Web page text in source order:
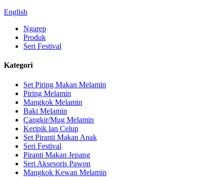
English
Ngarep
Produk
Seri Festival
Kategori
Set Piring Makan Melamin
Piring Melamin
Mangkok Melamin
Baki Melamin
Cangkir/Mug Melamin
Keripik lan Celup
Set Piranti Makan Anak
Seri Festival
Piranti Makan Jepang
Seri Aksesoris Pawon
Mangkok Kewan Melamin